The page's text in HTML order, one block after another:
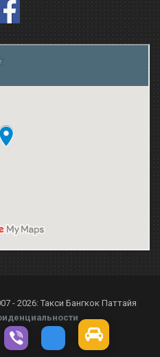
- 2026: Такси Бангкок Паттайя